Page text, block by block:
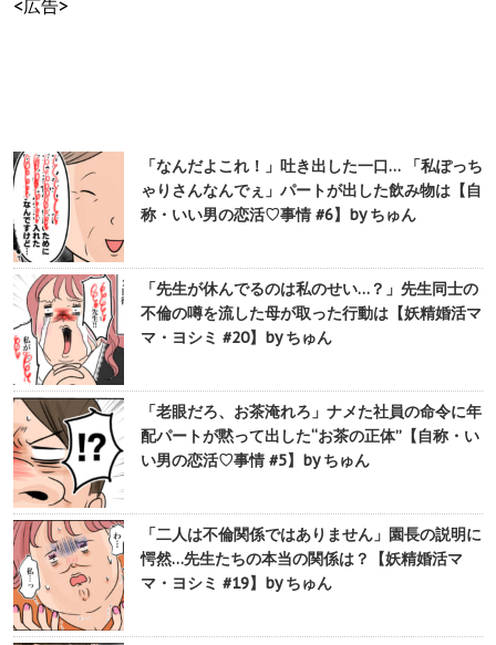
<広告>
「なんだよこれ！」吐き出した一口… 「私ぽっち
ゃりさんなんでぇ」パートが出した飲み物は【自
称・いい男の恋活♡事情 #6】by ちゅん
「先生が休んでるのは私のせい…？」先生同士の
不倫の噂を流した母が取った行動は【妖精婚活マ
マ・ヨシミ #20】by ちゅん
「老眼だろ、お茶淹れろ」ナメた社員の命令に年
配パートが黙って出した“お茶の正体”【自称・い
い男の恋活♡事情 #5】by ちゅん
「二人は不倫関係ではありません」園長の説明に
愕然…先生たちの本当の関係は？【妖精婚活マ
マ・ヨシミ #19】by ちゅん